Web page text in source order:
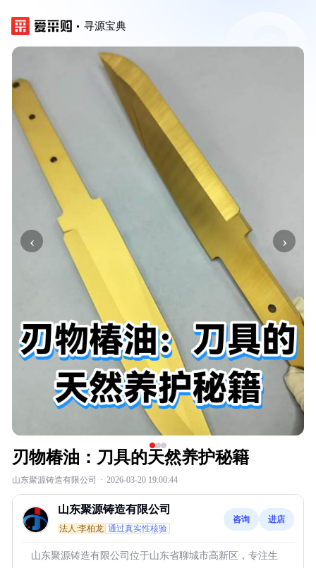
寻源宝典
‹ ›
刃物椿油：刀具的天然养护秘籍
山东聚源铸造有限公司 · 2026-03-20 19:00:44
山东聚源铸造有限公司
法人:李柏龙 通过真实性核验
咨询 进店
山东聚源铸造有限公司位于山东省聊城市高新区，专注生